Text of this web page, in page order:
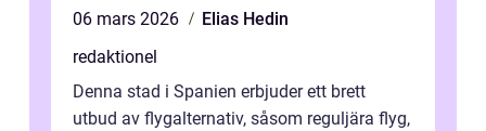
06 mars 2026
Elias Hedin
redaktionel
Denna stad i Spanien erbjuder ett brett
utbud av flygalternativ, såsom reguljära flyg,